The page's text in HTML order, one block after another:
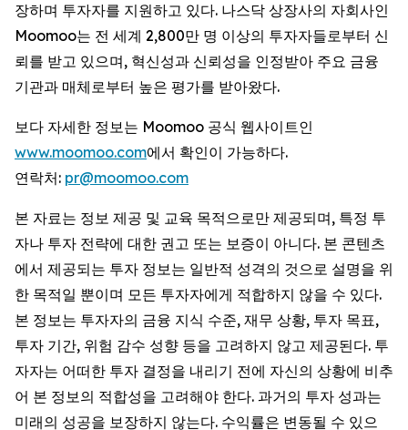
장하며 투자자를 지원하고 있다. 나스닥 상장사의 자회사인
Moomoo는 전 세계 2,800만 명 이상의 투자자들로부터 신
뢰를 받고 있으며, 혁신성과 신뢰성을 인정받아 주요 금융
기관과 매체로부터 높은 평가를 받아왔다.
보다 자세한 정보는 Moomoo 공식 웹사이트인
www.moomoo.com에서 확인이 가능하다.
연락처: pr@moomoo.com
본 자료는 정보 제공 및 교육 목적으로만 제공되며, 특정 투
자나 투자 전략에 대한 권고 또는 보증이 아니다. 본 콘텐츠
에서 제공되는 투자 정보는 일반적 성격의 것으로 설명을 위
한 목적일 뿐이며 모든 투자자에게 적합하지 않을 수 있다.
본 정보는 투자자의 금융 지식 수준, 재무 상황, 투자 목표,
투자 기간, 위험 감수 성향 등을 고려하지 않고 제공된다. 투
자자는 어떠한 투자 결정을 내리기 전에 자신의 상황에 비추
어 본 정보의 적합성을 고려해야 한다. 과거의 투자 성과는
미래의 성공을 보장하지 않는다. 수익률은 변동될 수 있으